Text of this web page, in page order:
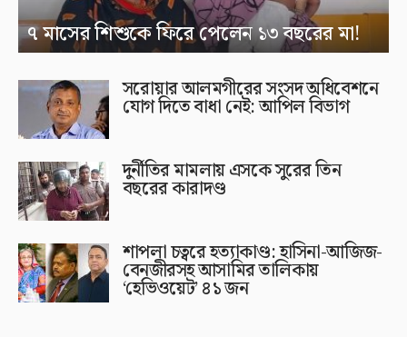
৭ মাসের শিশুকে ফিরে পেলেন ১৩ বছরের মা!
সরোয়ার আলমগীরের সংসদ অধিবেশনে
যোগ দিতে বাধা নেই: আপিল বিভাগ
দুর্নীতির মামলায় এসকে সুরের তিন
বছরের কারাদণ্ড
শাপলা চত্বরে হত্যাকাণ্ড: হাসিনা-আজিজ-
বেনজীরসহ আসামির তালিকায়
‘হেভিওয়েট’ ৪১ জন